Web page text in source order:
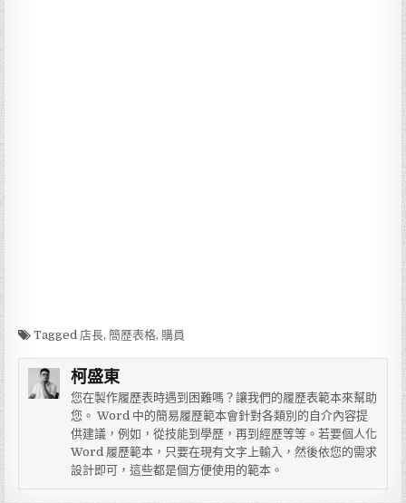
Tagged 店長,簡歷表格, 購員
柯盛東
您在製作履歷表時遇到困難嗎？讓我們的履歷表範本來幫助
您。 Word 中的簡易履歷範本會針對各類別的自介內容提
供建議，例如，從技能到學歷，再到經歷等等。若要個人化
Word 履歷範本，只要在現有文字上輸入，然後依您的需求
設計即可，這些都是個方便使用的範本。